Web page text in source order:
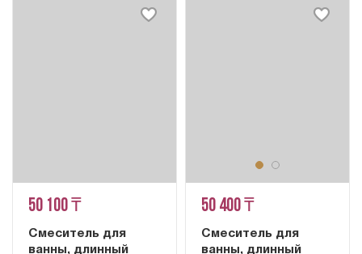
50 100 ₸
Смеситель для
ванны, длинный
50 400 ₸
Смеситель для
ванны, длинный